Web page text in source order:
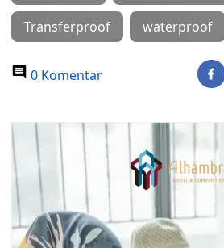
Transferproof waterproof
0 Komentar